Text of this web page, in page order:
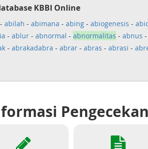
KBBI Online
- abilah - abimana - abing- abiogenesis -
- ablur- abnormal - abnormalitas - abnus -
- abrakadabra - abrar- abras - abrasi -